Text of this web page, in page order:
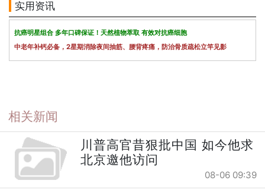
实用资讯
抗癌明星组合 多年口碑保证！天然植物萃取 有效对抗癌细胞
中老年补钙必备，2星期消除夜间抽筋、腰背疼痛，防治骨质疏松立竿见影
相关新闻
川普高官昔狠批中国 如今他求
北京邀他访问
08-06 09:39